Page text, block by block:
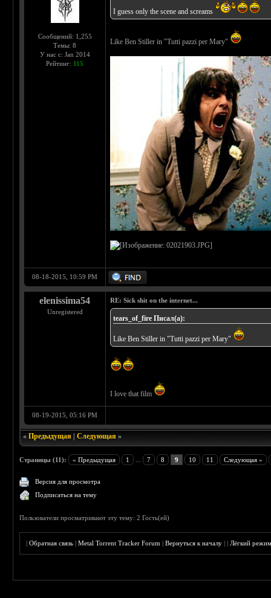
Сообщений: 1,255
Темы: 8
У нас с: Jan 2014
Рейтинг: 115
I guess only the scene and screams
Like Ben Stiller in "Tutti pazzi per Mary"
08-18-2015, 10:59 PM
elenissima54
Unregistered
RE: Sick shit on the internet...
tears_of_fire Писал(а):
Like Ben Stiller in "Tutti pazzi per Mary"
I love that film
08-19-2015, 05:16 PM
«Предыдущая |Следующая »
Страницы (11): « Предыдущая 1 7 8 9 10 11 Следующая »
Версия для просмотра
Подписаться на тему
Пользователи просматривают эту тему: 2 Гость(ей)
|Обратная связь |Metal Torrent Tracker Forum |Вернуться к началу ||Лёгкий